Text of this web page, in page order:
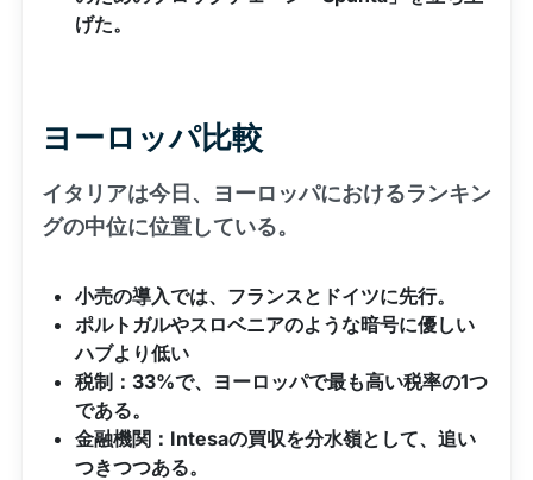
げた。
ヨーロッパ比較
イタリアは今日、ヨーロッパにおけるランキン
グの中位に位置している。
小売の導入では、フランスとドイツに先行。
ポルトガルやスロベニアのような暗号に優しい
ハブより低い
税制：33%で、ヨーロッパで最も高い税率の1つ
である。
金融機関：Intesaの買収を分水嶺として、追い
つきつつある。